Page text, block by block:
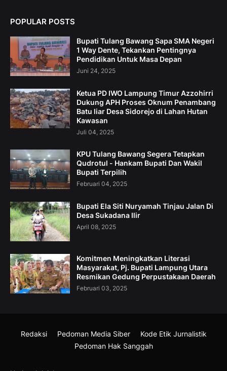
POPULAR POSTS
Bupati Tulang Bawang Sapa SMA Negeri
1 Way Dente, Tekankan Pentingnya
Pendidikan Untuk Masa Depan
Juni 24, 2025
Ketua PD IWO Lampung Timur Azzohirri
Dukung APH Proses Oknum Penambang
Batu liar Desa Sidorejo di Lahan Hutan
Kawasan
Juli 04, 2025
KPU Tulang Bawang Segera Tetapkan
Qudrotul - Hankam Bupati Dan Wakil
Bupati Terpilih
Februari 04, 2025
Bupati Ela Siti Nuryamah Tinjau Jalan Di
Desa Sukadana Ilir
April 08, 2025
Komitmen Meningkatkan Literasi
Masyarakat, Pj. Bupati Lampung Utara
Resmikan Gedung Perpustakaan Daerah
Februari 03, 2025
Redaksi Pedoman Media Siber
Kode Etik Jurnalistik
Pedoman Hak Sanggah